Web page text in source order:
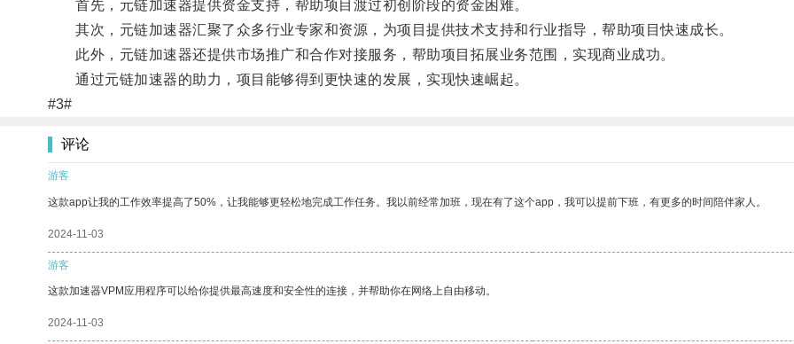
首先，元链加速器提供资金支持，帮助项目渡过初创阶段的资金困难。
其次，元链加速器汇聚了众多行业专家和资源，为项目提供技术支持和行业指导，帮助项目快速成长。
此外，元链加速器还提供市场推广和合作对接服务，帮助项目拓展业务范围，实现商业成功。
通过元链加速器的助力，项目能够得到更快速的发展，实现快速崛起。
#3#
评论
游客
这款app让我的工作效率提高了50%，让我能够更轻松地完成工作任务。我以前经常加班，现在有了这个app，我可以提前下班，有更多的时间陪伴家人。
2024-11-03
游客
这款加速器VPM应用程序可以给你提供最高速度和安全性的连接，并帮助你在网络上自由移动。
2024-11-03